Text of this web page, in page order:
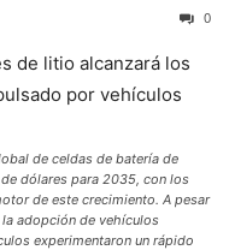
0
de celdas de batería de
dólares para 2035, con los
de este crecimiento. A pesar
adopción de vehículos
experimentaron un rápido